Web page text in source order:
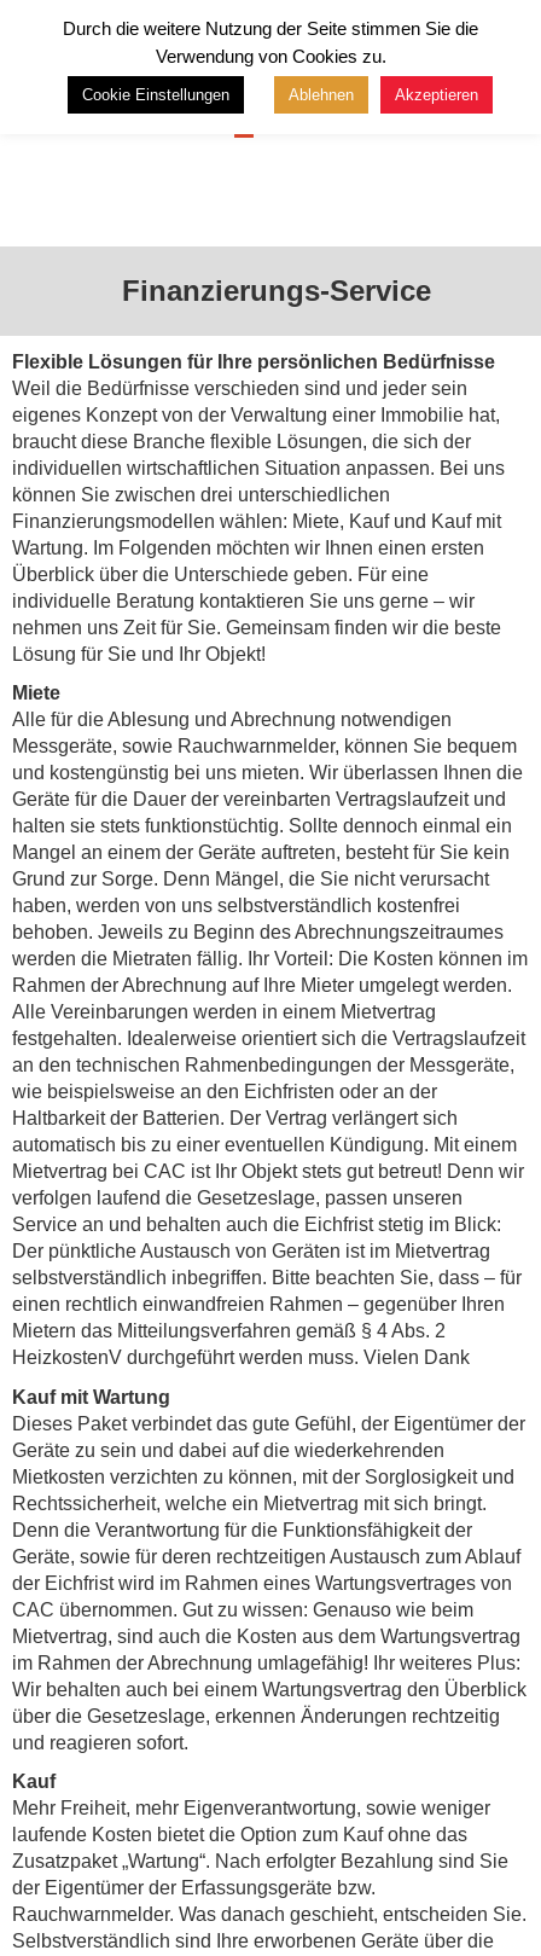
Finanzierungs-Service
Flexible Lösungen für Ihre persönlichen Bedürfnisse
Weil die Bedürfnisse verschieden sind und jeder sein
eigenes Konzept von der Verwaltung einer Immobilie hat,
braucht diese Branche flexible Lösungen, die sich der
individuellen wirtschaftlichen Situation anpassen. Bei uns
können Sie zwischen drei unterschiedlichen
Finanzierungsmodellen wählen: Miete, Kauf und Kauf mit
Wartung. Im Folgenden möchten wir Ihnen einen ersten
Überblick über die Unterschiede geben. Für eine
individuelle Beratung kontaktieren Sie uns gerne – wir
nehmen uns Zeit für Sie. Gemeinsam finden wir die beste
Lösung für Sie und Ihr Objekt!
Miete
Alle für die Ablesung und Abrechnung notwendigen
Messgeräte, sowie Rauchwarnmelder, können Sie bequem
und kostengünstig bei uns mieten. Wir überlassen Ihnen die
Geräte für die Dauer der vereinbarten Vertragslaufzeit und
halten sie stets funktionstüchtig. Sollte dennoch einmal ein
Mangel an einem der Geräte auftreten, besteht für Sie kein
Grund zur Sorge. Denn Mängel, die Sie nicht verursacht
haben, werden von uns selbstverständlich kostenfrei
behoben. Jeweils zu Beginn des Abrechnungszeitraumes
werden die Mietraten fällig. Ihr Vorteil: Die Kosten können im
Rahmen der Abrechnung auf Ihre Mieter umgelegt werden.
Alle Vereinbarungen werden in einem Mietvertrag
festgehalten. Idealerweise orientiert sich die Vertragslaufzeit
an den technischen Rahmenbedingungen der Messgeräte,
wie beispielsweise an den Eichfristen oder an der
Haltbarkeit der Batterien. Der Vertrag verlängert sich
automatisch bis zu einer eventuellen Kündigung. Mit einem
Mietvertrag bei CAC ist Ihr Objekt stets gut betreut! Denn wir
verfolgen laufend die Gesetzeslage, passen unseren
Service an und behalten auch die Eichfrist stetig im Blick:
Der pünktliche Austausch von Geräten ist im Mietvertrag
selbstverständlich inbegriffen. Bitte beachten Sie, dass – für
einen rechtlich einwandfreien Rahmen – gegenüber Ihren
Mietern das Mitteilungsverfahren gemäß § 4 Abs. 2
HeizkostenV durchgeführt werden muss. Vielen Dank
Kauf mit Wartung
Dieses Paket verbindet das gute Gefühl, der Eigentümer der
Geräte zu sein und dabei auf die wiederkehrenden
Mietkosten verzichten zu können, mit der Sorglosigkeit und
Rechtssicherheit, welche ein Mietvertrag mit sich bringt.
Denn die Verantwortung für die Funktionsfähigkeit der
Geräte, sowie für deren rechtzeitigen Austausch zum Ablauf
der Eichfrist wird im Rahmen eines Wartungsvertrages von
CAC übernommen. Gut zu wissen: Genauso wie beim
Mietvertrag, sind auch die Kosten aus dem Wartungsvertrag
im Rahmen der Abrechnung umlagefähig! Ihr weiteres Plus:
Wir behalten auch bei einem Wartungsvertrag den Überblick
über die Gesetzeslage, erkennen Änderungen rechtzeitig
und reagieren sofort.
Kauf
Mehr Freiheit, mehr Eigenverantwortung, sowie weniger
laufende Kosten bietet die Option zum Kauf ohne das
Zusatzpaket „Wartung“. Nach erfolgter Bezahlung sind Sie
der Eigentümer der Erfassungsgeräte bzw.
Rauchwarnmelder. Was danach geschieht, entscheiden Sie.
Selbstverständlich sind Ihre erworbenen Geräte über die
Durch die weitere Nutzung der Seite stimmen Sie die
Verwendung von Cookies zu.
Cookie Einstellungen Ablehnen Akzeptieren